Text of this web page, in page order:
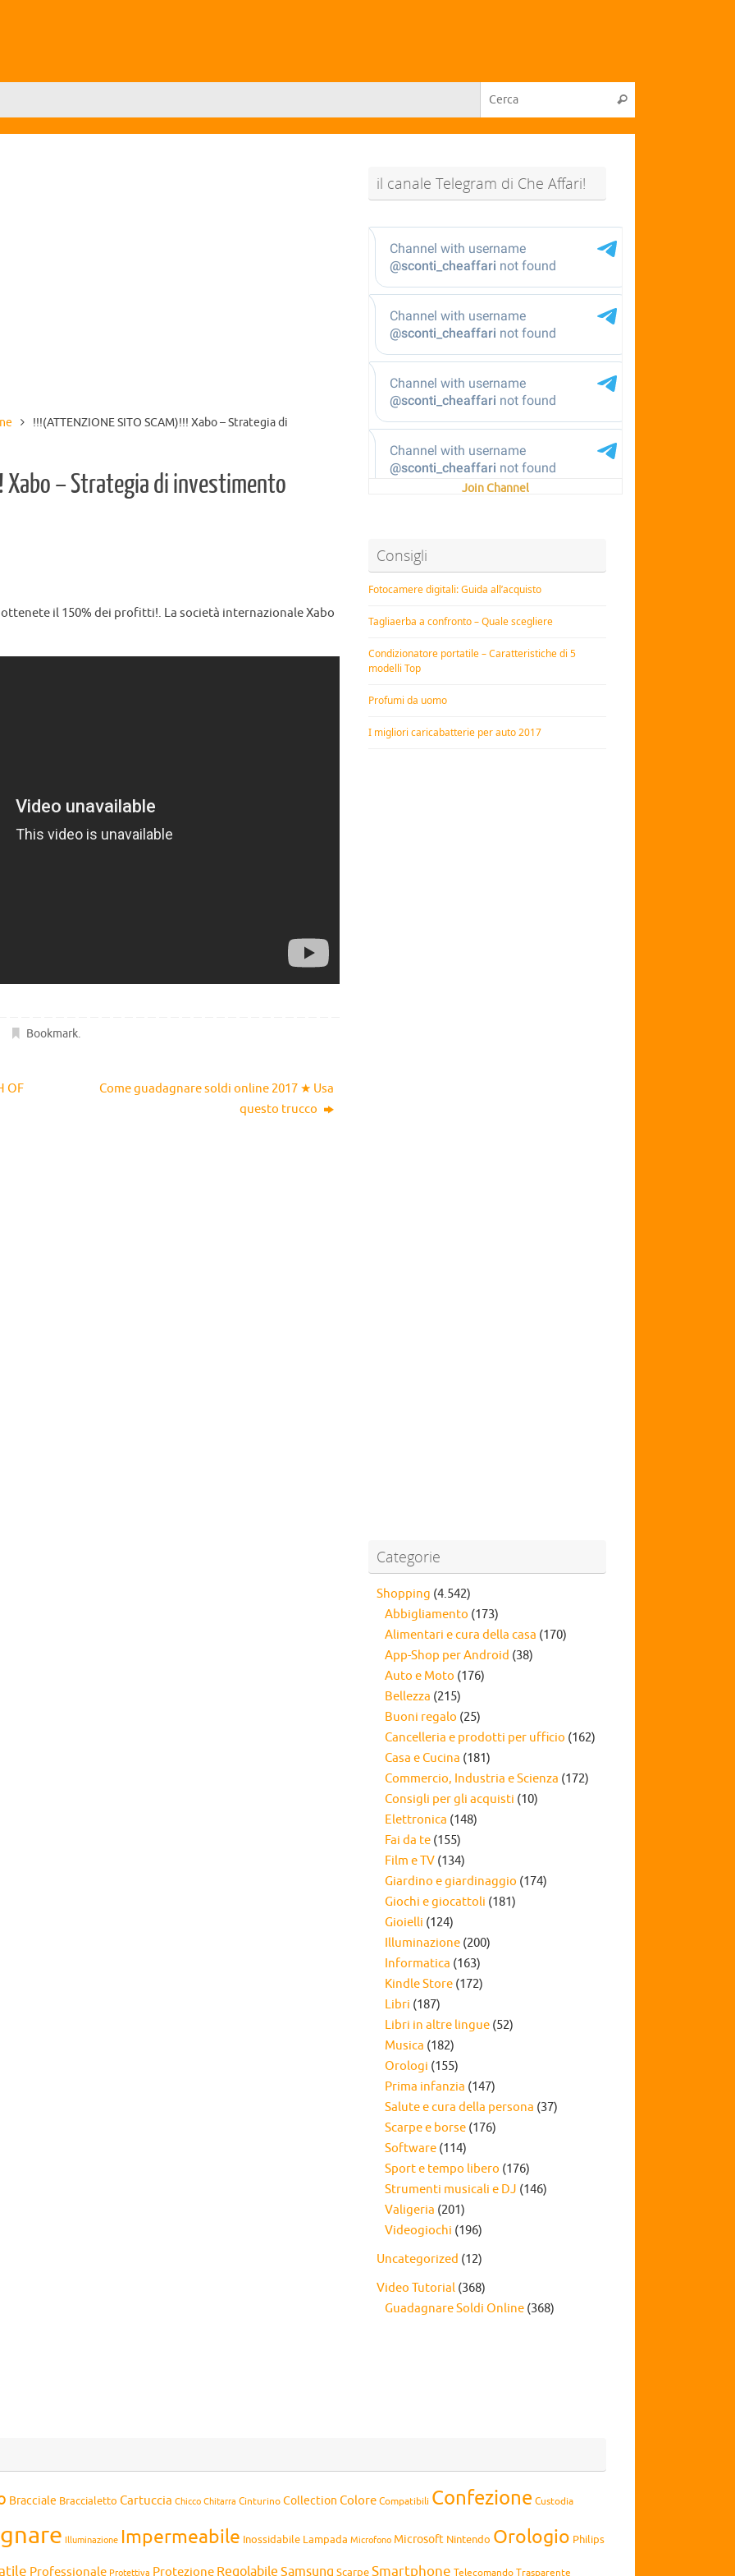
!!!(ATTENZIONE SITO SCAM)!!! Xabo – Strategia di
Xabo – Strategia di investimento
il 150% dei profitti!. La società internazionale Xabo
Bookmark.
OF
Come guadagnare soldi online 2017 ★ Usa
questo trucco
il canale Telegram di Che Affari!
Join Channel
Consigli
Fotocamere digitali: Guida all’acquisto
Tagliaerba a confronto – Quale scegliere
Condizionatore portatile – Caratteristiche di 5
modelli Top
Profumi da uomo
I migliori caricabatterie per auto 2017
Categorie
Shopping (4.542)
Abbigliamento (173)
Alimentari e cura della casa (170)
App-Shop per Android (38)
Auto e Moto (176)
Bellezza (215)
Buoni regalo (25)
Cancelleria e prodotti per ufficio (162)
Casa e Cucina (181)
Commercio, Industria e Scienza (172)
Consigli per gli acquisti (10)
Elettronica (148)
Fai da te (155)
Film e TV (134)
Giardino e giardinaggio (174)
Giochi e giocattoli (181)
Gioielli (124)
Illuminazione (200)
Informatica (163)
Kindle Store (172)
Libri (187)
Libri in altre lingue (52)
Musica (182)
Orologi (155)
Prima infanzia (147)
Salute e cura della persona (37)
Scarpe e borse (176)
Software (114)
Sport e tempo libero (176)
Strumenti musicali e DJ (146)
Valigeria (201)
Videogiochi (196)
Uncategorized (12)
Video Tutorial (368)
Guadagnare Soldi Online (368)
Bracciale Braccialetto Cartuccia Chicco Chitarra Cinturino Collection ColoreCompatibili Confezione Custodia
Illuminazione Impermeabile Inossidabile Lampada Microfono Microsoft Nintendo Orologio Philips
Professionale Protettiva Protezione Regolabile Samsung ScarpeSmartphone Telecomando Trasparente